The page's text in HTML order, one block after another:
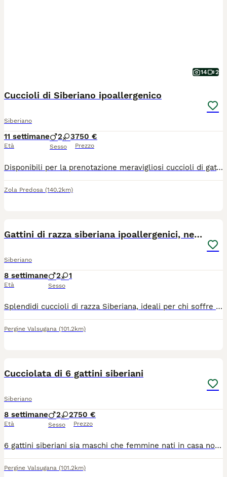
14 2
Cuccioli di Siberiano ipoallergenico
Siberiano
11 settimane
Età
2 3
Sesso
750 €
Prezzo
Disponibili per la prenotazione meravigliosi cuccioli di gatto Siberiano, nati e cresciuti in ambiente familiare. Questa razza è famosa per il suo carattere affettuoso, socievole e per essere naturalmente ipoallergenica.I cuccioli saranno pronti per entrare nella loro nuova casa a partire dalla seconda settimana di agosto. Verranno ceduti muniti di:Primo vaccino effettuato.Sverminazione completa.Libretto sanitario veterinario. I genitori dei cuccioli sono visibili, godono di ottima salute e sono regolarmente testati e negativi per FIV e FeLV (Immunodeficienza e Leucemia felina), a garanzia della massima serenità per la salute futura del gattino.I piccoli sono già abituati all'uso della lettiera e al tiragraffi. Sono perfetti per la vita in famiglia e per la compagnia di bambini o altri animali.Per informazioni, foto aggiornate dei singoli cuccioli o per venire a conoscerli di persona, contattatemi tramite messaggio o telefonicamente(anche wtsp). No pedigree.
Zola Predosa (140.2km)
Gattini di razza siberiana ipoallergenici, neva
Siberiano
8 settimane
Età
2 1
Sesso
Splendidi cuccioli di razza Siberiana, ideali per chi soffre di allergie, cercano una nuova famiglia! Consegnati con libretto sanitario ufficiale; Prima visita veterinaria effettuata, già vaccinati e sverminati; I cuccioli sono autonomi, già abituati all'uso della lettiera e del tiragraffi; Allevati in casa con amore e costante contatto umano. Disponibili per la consegna a fine agosto. Per informazioni e costi contattare in privato. NON IN REGALO !
Pergine Valsugana (101.2km)
Cucciolata di 6 gattini siberiani
Siberiano
8 settimane
Età
2 2
Sesso
750 €
Prezzo
6 gattini siberiani sia maschi che femmine nati in casa non in gabbia (clima famigliare ) gattini consegnabili fine agosto circa . Con vaccini fatti 1 visita veterinaria, libretto sanitario gia abituatiballa lettierabebal tiragraffi
Pergine Valsugana (101.2km)